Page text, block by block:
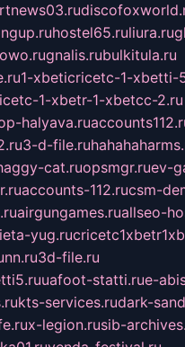
hostel65.ruliura.ru
gnalis.rubulkitula.ru
1-xbeticricetc-1-xbetti-
1-xbetr-1-xbetcc-2.ru
halyava.ru
3-d-file.ru
cat.ruopsmgr.ruev-
accounts-112.rucsm-
airgungames.ruallseo-
yug.ru
3d-file.ru
uafoot-statti.rue-
kts-services.rudark-
x-legion.rusib-